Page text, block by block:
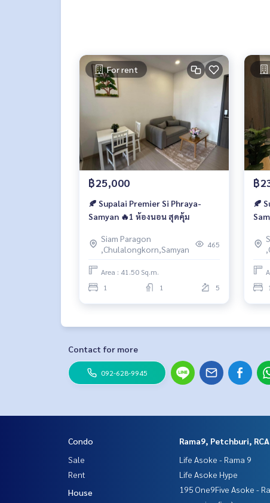
- Siam Square
- Siam Paragon
- MBK
- จุฬาลงกรณ์มหาวิทยาลัย
- รร.สาธิตจุฬาฯ
- รพ.จุฬาลงกรณ์
- รพ.กรุงเทพคริสเตียน
- วัดหัวลำโพง
🥰 Contact
Line : @therealproperty
https://lin.ee/SgMus7j
WhatsApp :+66 82 269 6289
092-628-9945Baimint
Call
#คอนโด #คอนโดให้เช่า #คอนโดติดBTS #คอนโดใ
#SupalaiPremierSiPhrayaSamyan #ศุภาลัยพรีเมียร์
For rent
฿25,000
🍂 Supalai Premier Si Phraya-
Samyan 🔥1 ห้องนอน สุดคุ้ม
Siam Paragon
,Chulalongkorn,Samyan
465
Area : 41.50 Sq.m.
1
1 5
฿
🍂
1
Contact for more
092-628-9945
Condo
Sale
Rent
House
Rama9, Petchburi, RCA
Life Asoke - Rama 9
Life Asoke Hype
195 One9Five Asoke -